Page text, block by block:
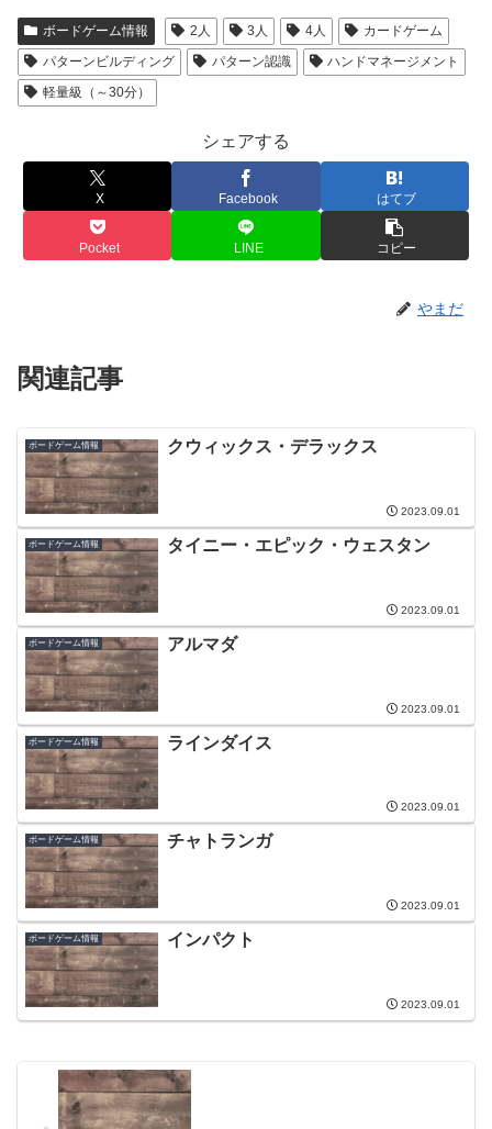
ボードゲーム情報 2人 3人 4人
カードゲーム
パターンビルディング
パターン認識
ハンドマネージメント
軽量級（～30分）
シェアする
X Facebook はてブ
Pocket LINE コピー
やまだ
関連記事
ボードゲーム情報 クウィックス・デラックス
2023.09.01
ボードゲーム情報 タイニー・エピック・ウェスタン
2023.09.01
ボードゲーム情報 アルマダ
2023.09.01
ボードゲーム情報 ラインダイス
2023.09.01
ボードゲーム情報 チャトランガ
2023.09.01
ボードゲーム情報 インパクト
2023.09.01